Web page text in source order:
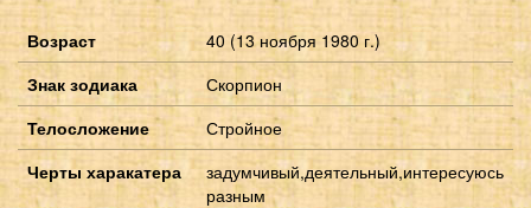
Возраст
40 (13 ноября 1980 г.)
Знак зодиака
Скорпион
Телосложение
Стройное
Черты харакатера
задумчивый,деятельный,интересуюсь
разным